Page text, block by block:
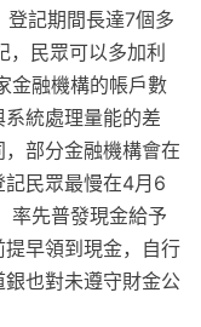
登記期間長達7個多
，民眾可以多加利
金融機構的帳戶數
統處理量能的差
部分金融機構會在
民眾最慢在4月6
率先普發現金給予
早領到現金，自行
也對未遵守財金公